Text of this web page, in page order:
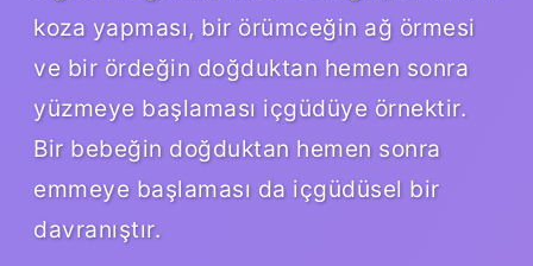
koza yapması, bir örümceğin ağ örmesi
ve bir ördeğin doğduktan hemen sonra
yüzmeye başlaması içgüdüye örnektir.
Bir bebeğin doğduktan hemen sonra
emmeye başlaması da içgüdüsel bir
davranıştır.